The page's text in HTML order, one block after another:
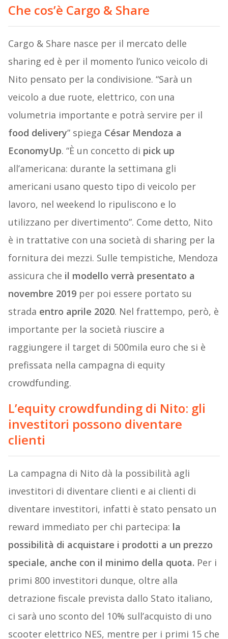
Che cos’è Cargo & Share
Cargo & Share nasce per il mercato delle
sharing ed è per il momento l’unico veicolo di
Nito pensato per la condivisione. “Sarà un
veicolo a due ruote, elettrico, con una
volumetria importante e potrà servire per il
food delivery” spiega César Mendoza a
EconomyUp. “È un concetto di pick up
all’americana: durante la settimana gli
americani usano questo tipo di veicolo per
lavoro, nel weekend lo ripuliscono e lo
utilizzano per divertimento”. Come detto, Nito
è in trattative con una società di sharing per la
fornitura dei mezzi. Sulle tempistiche, Mendoza
assicura che il modello verrà presentato a
novembre 2019per poi essere portato su
strada entro aprile 2020. Nel frattempo, però, è
importante per la società riuscire a
raggiungere il target di 500mila euro che si è
prefissata nella campagna di equity
crowdfunding.
L’equity crowdfunding di Nito: gli
investitori possono diventare
clienti
La campagna di Nito dà la possibilità agli
investitori di diventare clienti e ai clienti di
diventare investitori, infatti è stato pensato un
reward immediato per chi partecipa: la
possibilità di acquistare i prodotti a un prezzo
speciale, anche con il minimo della quota. Per i
primi 800 investitori dunque, oltre alla
detrazione fiscale prevista dallo Stato italiano,
ci sarà uno sconto del 10% sull’acquisto di uno
scooter elettrico NES, mentre per i primi 15 che